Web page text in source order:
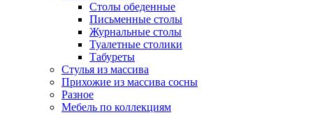
Столы обеденные
Письменные столы
Журнальные столы
Туалетные столики
Табуреты
Стулья из массива
Прихожие из массива сосны
Разное
Мебель по коллекциям